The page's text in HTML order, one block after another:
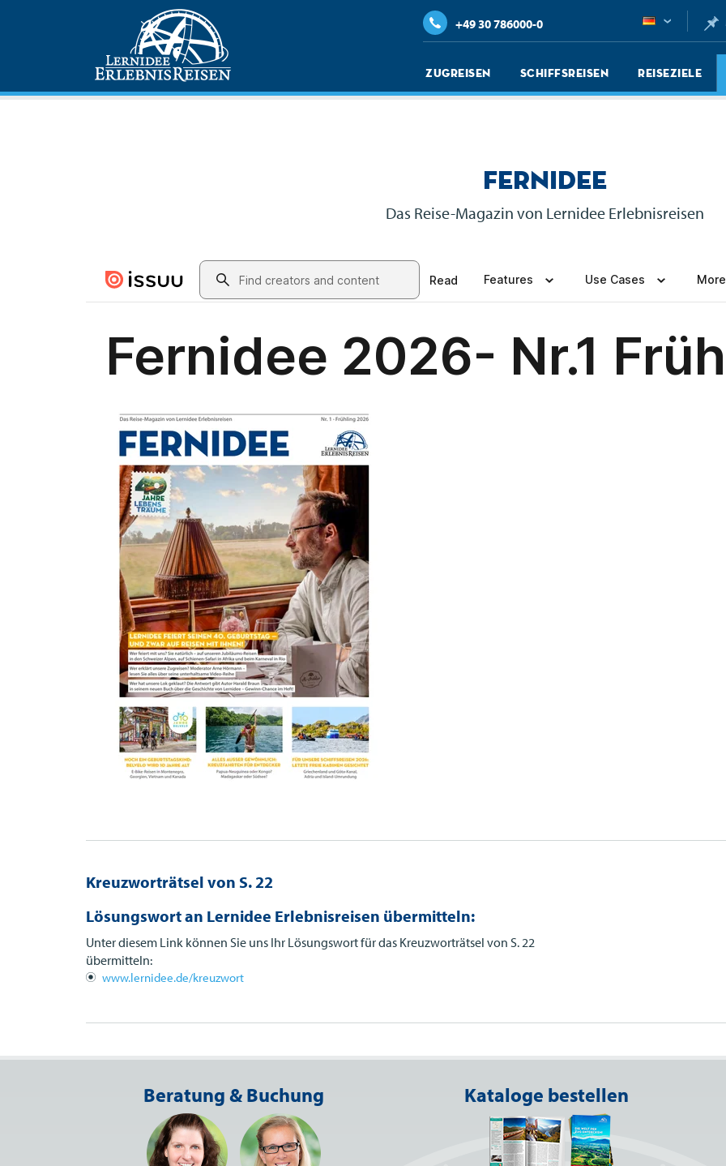
+49 30 786000-0
Zugreisen Schiffsreisen Reiseziele
Fernidee
Das Reise-Magazin von Lernidee Erlebnisreisen
Kreuzworträtsel von S. 22
Lösungswort an Lernidee Erlebnisreisen übermitteln:
Unter diesem Link können Sie uns Ihr Lösungswort für das Kreuzworträtsel von S. 22
übermitteln:
www.lernidee.de/kreuzwort
Beratung & Buchung Kataloge bestellen